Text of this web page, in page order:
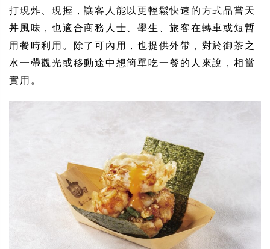
打現炸、現握，讓客人能以更輕鬆快速的方式品嘗天
丼風味，也適合商務人士、學生、旅客在轉車或短暫
用餐時利用。除了可內用，也提供外帶，對於御茶之
水一帶觀光或移動途中想簡單吃一餐的人來說，相當
實用。